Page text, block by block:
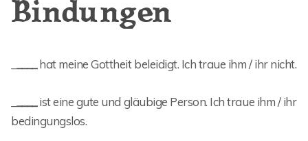
Bindungen
hat meine Gottheit beleidigt. Ich traue ihm / ihr nicht.
ist eine gute und gläubige Person. Ich traue ihm / ihr
bedingungslos.